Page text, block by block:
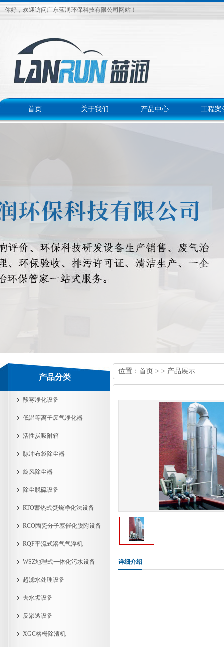
你好，欢迎访问广东蓝润环保科技有限公司网站！
首页 关于我们 产品中心 工程案
产品分类
酸雾净化设备
低温等离子废气净化器
活性炭吸附箱
脉冲布袋除尘器
旋风除尘器
除尘脱硫设备
RTO蓄热式焚烧净化法设备
RCO陶瓷分子塞催化脱附设备
RQF平流式溶气气浮机
WSZ地理式一体化污水设备
超滤水处理设备
去水垢设备
反渗透设备
XGC格栅除渣机
位置： 首页 > > 产品展示
详细介绍